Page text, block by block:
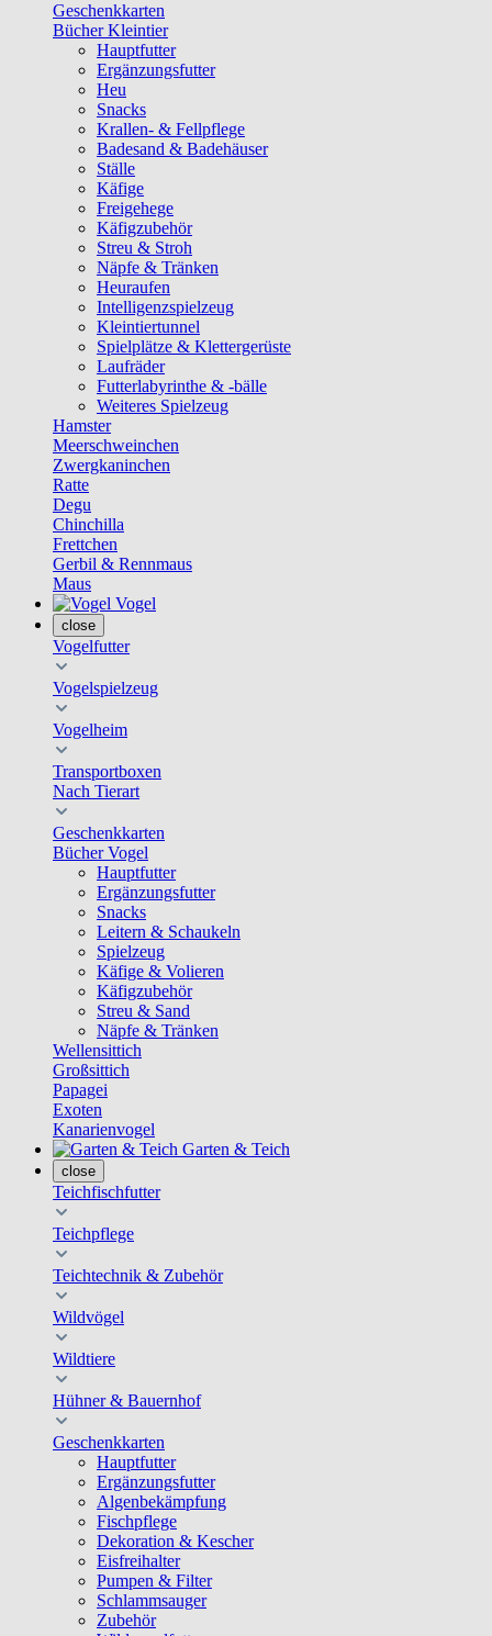
Geschenkkarten
Bücher Kleintier
Hauptfutter
Ergänzungsfutter
Heu
Snacks
Krallen- & Fellpflege
Badesand & Badehäuser
Ställe
Käfige
Freigehege
Käfigzubehör
Streu & Stroh
Näpfe & Tränken
Heuraufen
Intelligenzspielzeug
Kleintiertunnel
Spielplätze & Klettergerüste
Laufräder
Futterlabyrinthe & -bälle
Weiteres Spielzeug
Hamster
Meerschweinchen
Zwergkaninchen
Ratte
Degu
Chinchilla
Frettchen
Gerbil & Rennmaus
Maus
Vogel
close
Vogelfutter
Vogelspielzeug
Vogelheim
Transportboxen
Nach Tierart
Geschenkkarten
Bücher Vogel
Hauptfutter
Ergänzungsfutter
Snacks
Leitern & Schaukeln
Spielzeug
Käfige & Volieren
Käfigzubehör
Streu & Sand
Näpfe & Tränken
Wellensittich
Großsittich
Papagei
Exoten
Kanarienvogel
Garten & Teich
close
Teichfischfutter
Teichpflege
Teichtechnik & Zubehör
Wildvögel
Wildtiere
Hühner & Bauernhof
Geschenkkarten
Hauptfutter
Ergänzungsfutter
Algenbekämpfung
Fischpflege
Dekoration & Kescher
Eisfreihalter
Pumpen & Filter
Schlammsauger
Zubehör